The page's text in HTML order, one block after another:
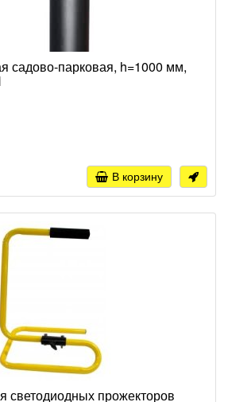
садово-парковая, h=1000 мм,
В корзину
светодиодных прожекторов